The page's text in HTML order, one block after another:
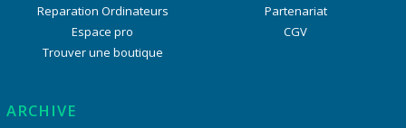
Reparation Ordinateurs
Espace pro
Trouver une boutique
Partenariat
CGV
ARCHIVE